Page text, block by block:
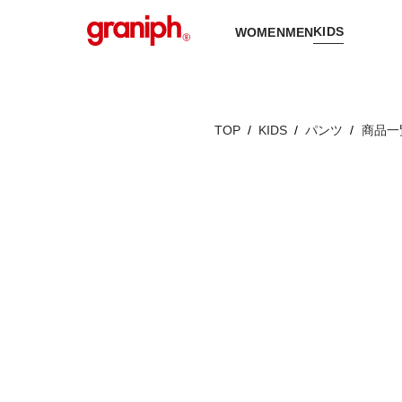
WOMENMENKIDS
TOP KIDS パンツ 商品一